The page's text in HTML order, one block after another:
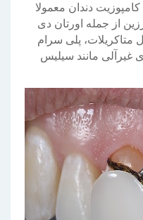
دندان معمولا
از جمله اورتان دی
متاکریلات، پلی سرام
غیرآلی مانند سیلیس